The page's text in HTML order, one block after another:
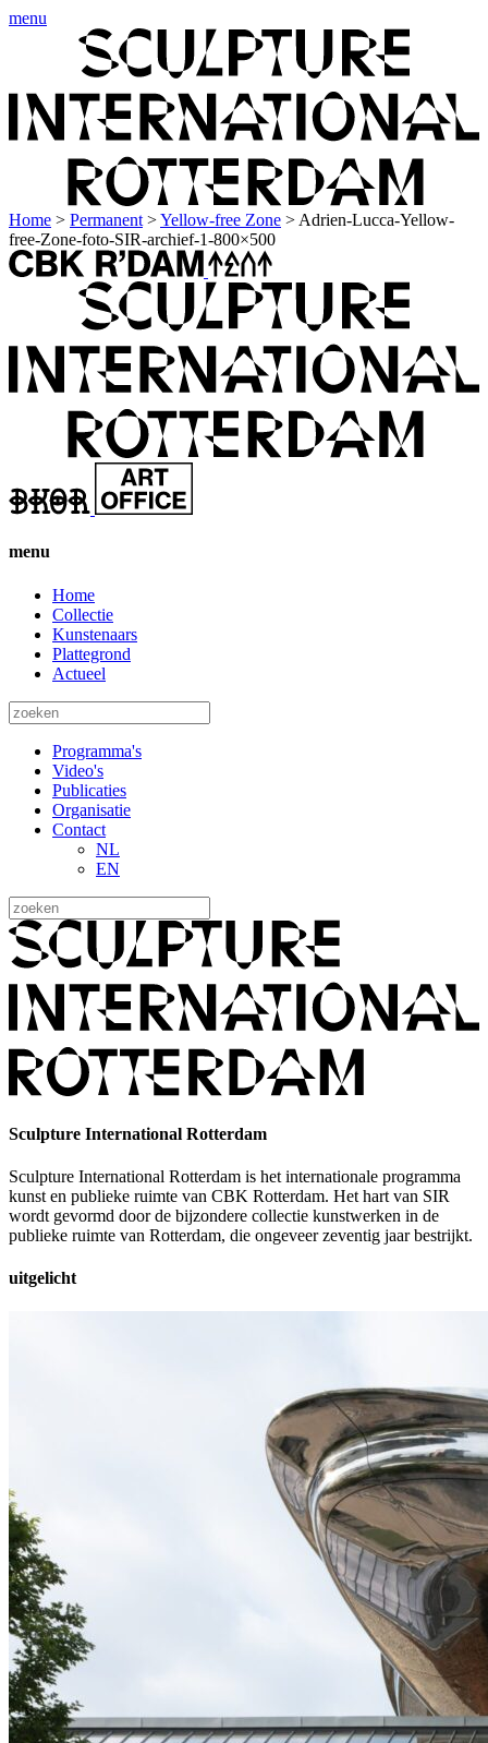
menu
Home > Permanent >Yellow-free Zone > Adrien-Lucca-Yellow-
free-Zone-foto-SIR-archief-1-800×500
menu
Home
Collectie
Kunstenaars
Plattegrond
Actueel
Programma's
Video's
Publicaties
Organisatie
Contact
NL
EN
Sculpture International Rotterdam
Sculpture International Rotterdam is het internationale programma
kunst en publieke ruimte van CBK Rotterdam. Het hart van SIR
wordt gevormd door de bijzondere collectie kunstwerken in de
publieke ruimte van Rotterdam, die ongeveer zeventig jaar bestrijkt.
uitgelicht